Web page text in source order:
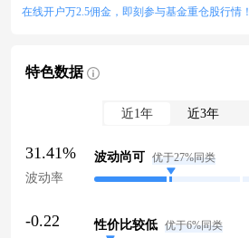
在线开户万2.5佣金，即刻参与基金重仓股行情！
特色数据
近1年 近3年
31.41%
波动率
波动尚可 优于27%同类
-0.22 性价比较低 优于6%同类